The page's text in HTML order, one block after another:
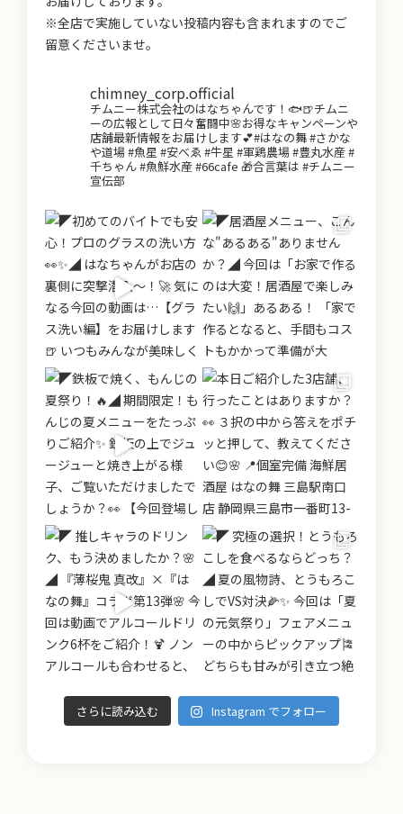
※全店で実施していない投稿内容も含まれますのでご
留意くださいませ。
chimney_corp.official
チムニー株式会社のはなちゃんです！🐟🍺チムニ
ーの広報として日々奮闘中🌸お得なキャンペーンや
店舗最新情報をお届けします💕#はなの舞 #さかな
や道場 #魚星 #安べゑ #牛星 #軍鶏農場 #豊丸水産 #
千ちゃん #魚鮮水産 #66cafe 🎁合言葉は #チムニー
宣伝部
さらに読み込む Instagram でフォロー